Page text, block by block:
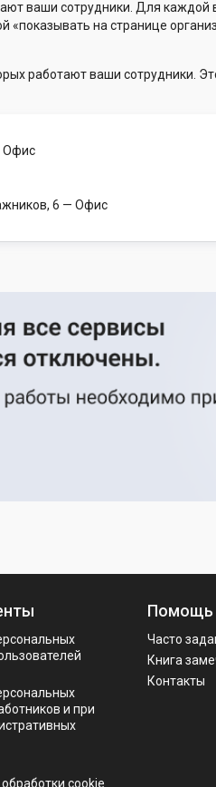
ваши сотрудники. Для
«показывать на странице
работают ваши сотрудники.
Офис
6 — Офис
и при
cookie
Помощь
Часто
Книга
Контакты